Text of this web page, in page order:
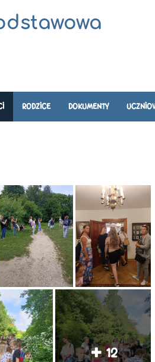
RODZICE DOKUMENTY
12